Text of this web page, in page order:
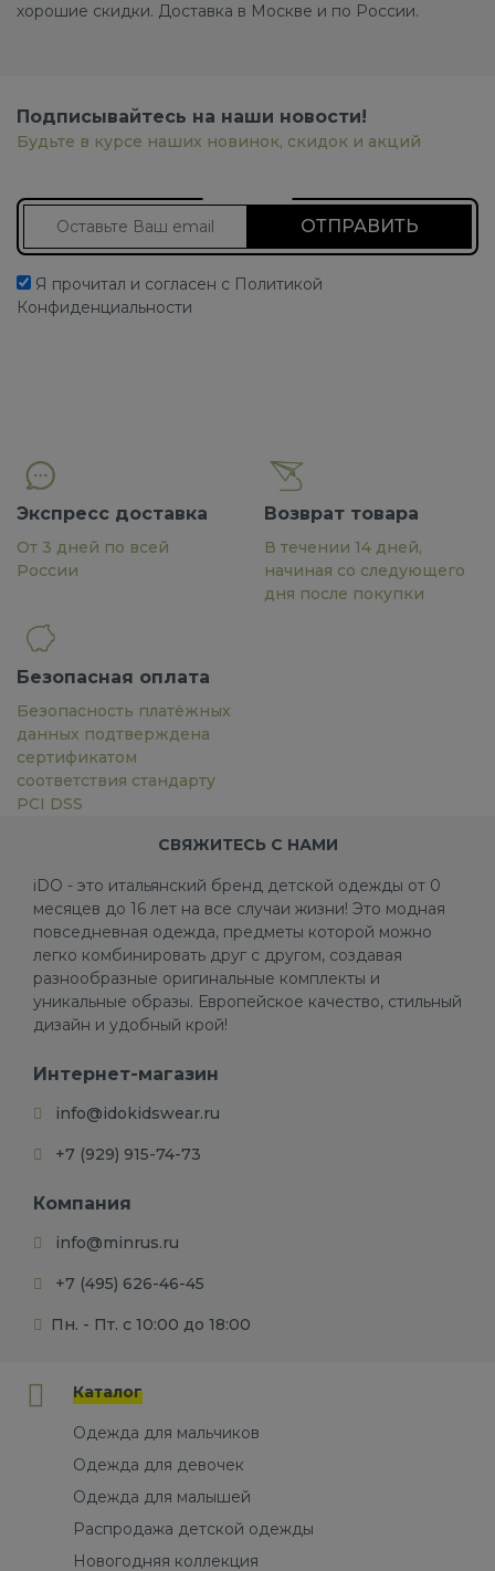
хорошие скидки. Доставка в Москве и по России.
Подписывайтесь на наши новости!
Будьте в курсе наших новинок, скидок и акций
Я прочитал и согласен с Политикой
Конфиденциальности
Экспресс доставка
От 3 дней по всей
России
Возврат товара
В течении 14 дней,
начиная со следующего
дня после покупки
Безопасная оплата
Безопасность платёжных
данных подтверждена
сертификатом
соответствия стандарту
PCI DSS
СВЯЖИТЕСЬ С НАМИ
iDO - это итальянский бренд детской одежды от 0
месяцев до 16 лет на все случаи жизни! Это модная
повседневная одежда, предметы которой можно
легко комбинировать друг с другом, создавая
разнообразные оригинальные комплекты и
уникальные образы. Европейское качество, стильный
дизайн и удобный крой!
Интернет-магазин
info@idokidswear.ru
+7 (929) 915-74-73
Компания
info@minrus.ru
+7 (495) 626-46-45
Пн. - Пт. с 10:00 до 18:00
Каталог
Одежда для мальчиков
Одежда для девочек
Одежда для малышей
Распродажа детской одежды
Новогодняя коллекция